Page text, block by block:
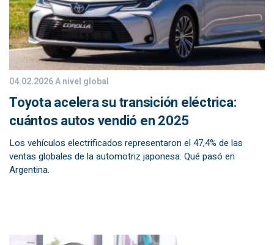
04.02.2026A nivel global
Toyota acelera su transición eléctrica:
cuántos autos vendió en 2025
Los vehículos electrificados representaron el 47,4% de las
ventas globales de la automotriz japonesa. Qué pasó en
Argentina.